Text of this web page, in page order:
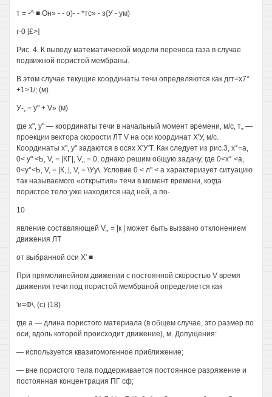
т = -^ ■ Он» - - о)- - *тс» - з{У - ум)
г-0 [£>]
Рис. 4. К выводу математической модели переноса газа в случае
подвижной пористой мембраны.
В этом случае текущие координаты течи определяются как дгт=х7°
+1>1/; (м)
У-, = у" + V» (м)
где х", у" — координаты течи в начальный момент времени, м/с, т„ —
проекции вектора скорости ЛТ V на оси координат Х'У, м/с.
Координаты х", у" задаются в осях Х'У'Т. Как следует из рис.3, х°=а,
0< у" <Ь, V, = |КГ|, V,, = 0, однако решим общую задачу, где 0<х° <а,
0<у°<Ь, V, = |К,.|, V, = \Уу\. Условие 0 < л" < а характеризует ситуацию
так называемого «открытия» течи в момент времени, когда
пористое тело уже находится над ней, а по-
10
явление составляющей V,, = |к | может быть вызвано отклонением
движения ЛТ
от выбранной оси X' ■
При прямолинейном движении с постоянной скоростью V время
движения течи под пористой мембраной определяется как
'и=Ф\, (с) (18)
где а — длина пористого материала (в общем случае, это размер по
оси, вдоль которой происходит движение), м. Допущения:
— используется квазигомогенное приближение;
— вне пористого тела поддерживается постоянное разряжение и
постоянная концентрация ПГ сф;